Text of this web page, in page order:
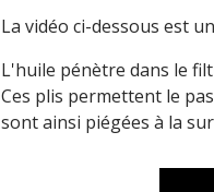
La vidéo ci-dessous est
L'huile pénètre dans le
Ces plis permettent le
sont ainsi piégées à la